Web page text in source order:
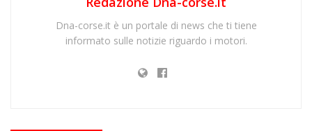
Dna-corse.it è un portale di news che ti tiene
informato sulle notizie riguardo i motori.